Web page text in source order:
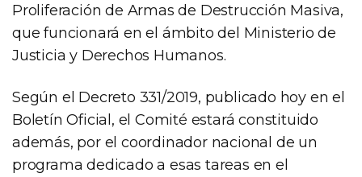
Proliferación de Armas de Destrucción Masiva,
que funcionará en el ámbito del Ministerio de
Justicia y Derechos Humanos.
Según el Decreto 331/2019, publicado hoy en el
Boletín Oficial, el Comité estará constituido
además, por el coordinador nacional de un
programa dedicado a esas tareas en el